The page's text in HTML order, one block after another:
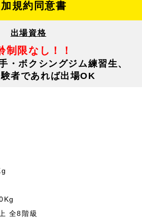
規約同意書
出場資格
制限なし！！
・ボクシングジム練習生、
者であれば出場OK
全8階級